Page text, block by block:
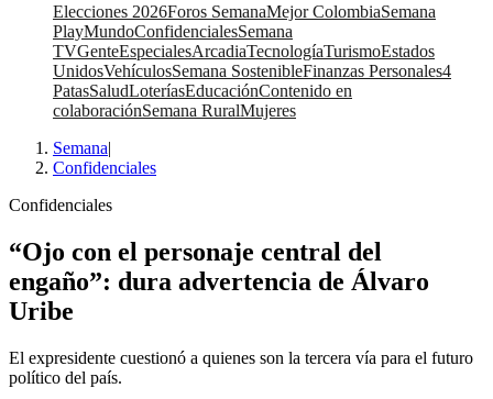
Elecciones 2026Foros SemanaMejor ColombiaSemana
PlayMundoConfidencialesSemana
TVGenteEspecialesArcadiaTecnologíaTurismoEstados
UnidosVehículosSemana SostenibleFinanzas Personales4
PatasSaludLoteríasEducaciónContenido en
colaboraciónSemana RuralMujeres
Semana|
Confidenciales
Confidenciales
“Ojo con el personaje central del
engaño”: dura advertencia de Álvaro
Uribe
El expresidente cuestionó a quienes son la tercera vía para el futuro
político del país.